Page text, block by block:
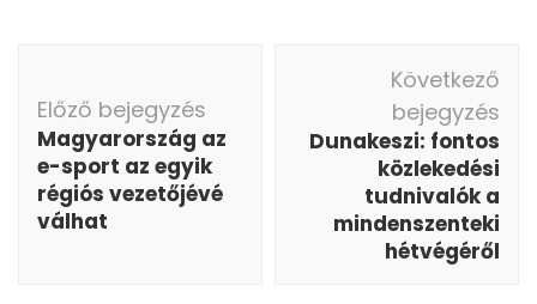
navigáció
Előző bejegyzés
Magyarország az
e-sport az egyik
régiós vezetőjévé
válhat
Következő
bejegyzés
Dunakeszi: fontos
közlekedési
tudnivalók a
mindenszenteki
hétvégéről